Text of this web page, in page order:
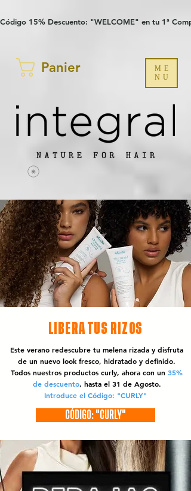
Código 15% Descuento: "WELCOME" en tu 1ª
Panier
ME
NU
LIBERA TUS RIZOS
Este verano redescubre tu melena rizada y disfruta
de un nuevo look fresco, hidratado y definido.
Todos nuestros productos curly, ahora con un 35%
de descuento, hasta el 31 de Agosto.
Introduce el Código: "CURLY"
CÓDIGO: "CURLY"